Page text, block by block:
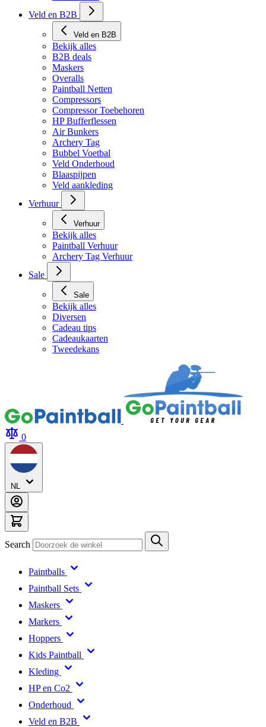
Veld en B2B
Veld en B2B
Bekijk alles
B2B deals
Maskers
Overalls
Paintball Netten
Compressors
Compressor Toebehoren
HP Bufferflessen
Air Bunkers
Archery Tag
Bubbel Voetbal
Veld Onderhoud
Blaaspijpen
Veld aankleding
Verhuur
Verhuur
Bekijk alles
Paintball Verhuur
Archery Tag Verhuur
Sale
Sale
Bekijk alles
Diversen
Cadeau tips
Cadeaukaarten
Tweedekans
0
NL
Search
Paintballs
Paintball Sets
Maskers
Markers
Hoppers
Kids Paintball
Kleding
HP en Co2
Onderhoud
Veld en B2B